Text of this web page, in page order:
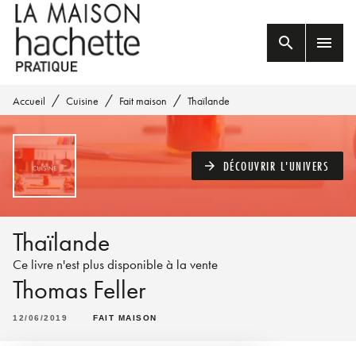
MENU RECHERCHE
PIED DE PAGE
search menu
Accueil / Cuisine / Fait maison / Thaïlande
arrow_forward DÉCOUVRIR L'UNIVERS
Thaïlande
Ce livre n'est plus disponible à la vente
Thomas Feller
12/06/2019 FAIT MAISON